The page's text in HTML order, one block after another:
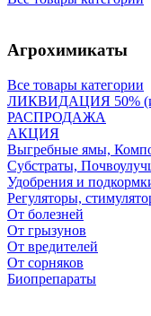
Агрохимикаты
Все товары категории
ЛИКВИДАЦИЯ 50%
РАСПРОДАЖА
АКЦИЯ
Выгребные ямы,
Субстраты,
Удобрения и
Регуляторы,
От болезней
От грызунов
От вредителей
От сорняков
Биопрепараты